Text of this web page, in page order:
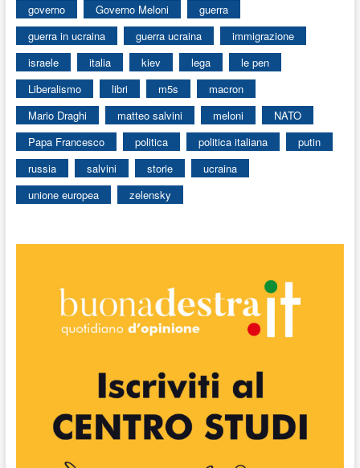
governo
Governo Meloni
guerra
guerra in ucraina
guerra ucraina
immigrazione
israele
italia kiev lega
le pen
Liberalismo
libri m5s
macron
Mario Draghi
matteo salvini meloni
NATO
Papa Francesco
politica politica italiana
putin
russia
salvini storie
ucraina
unione europea
zelensky